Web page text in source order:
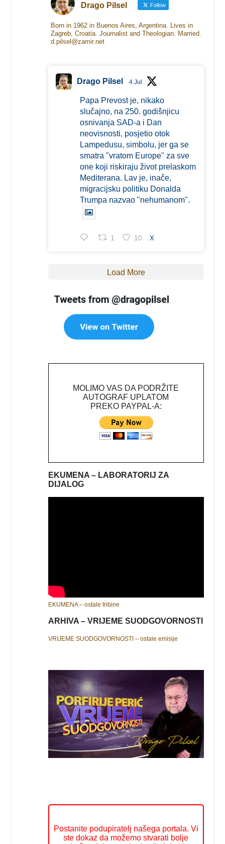
Drago Pilsel Follow
Born in 1962 in Buenos Aires, Argentina. Lives in
Zagreb, Croatia. Journalist and Theologian. Married.
d.pilsel@zamir.net
Drago Pilsel 4 Jul
Papa Prevost je, nikako
slučajno, na 250. godišnjicu
osnivanja SAD-a i Dan
neovisnosti, posjetio otok
Lampedusu, simbolu, jer ga se
smatra "vratom Europe" za sve
one koji riskiraju život prelaskom
Mediterana. Lav je, inače,
migracijsku politiku Donalda
Trumpa nazvao "nehumanom".
1 10 X
Load More
MOLIMO VAS DA PODRŽITE
AUTOGRAF UPLATOM
PREKO PAYPAL-A:
EKUMENA – LABORATORIJ ZA
DIJALOG
EKUMENA – ostale tribine
ARHIVA – VRIJEME SUODGOVORNOSTI
VRIJEME SUODGOVORNOSTI – ostale emisije
Postanite podupiratelj našega portala. Vi
ste dokaz da možemo stvarati bolje